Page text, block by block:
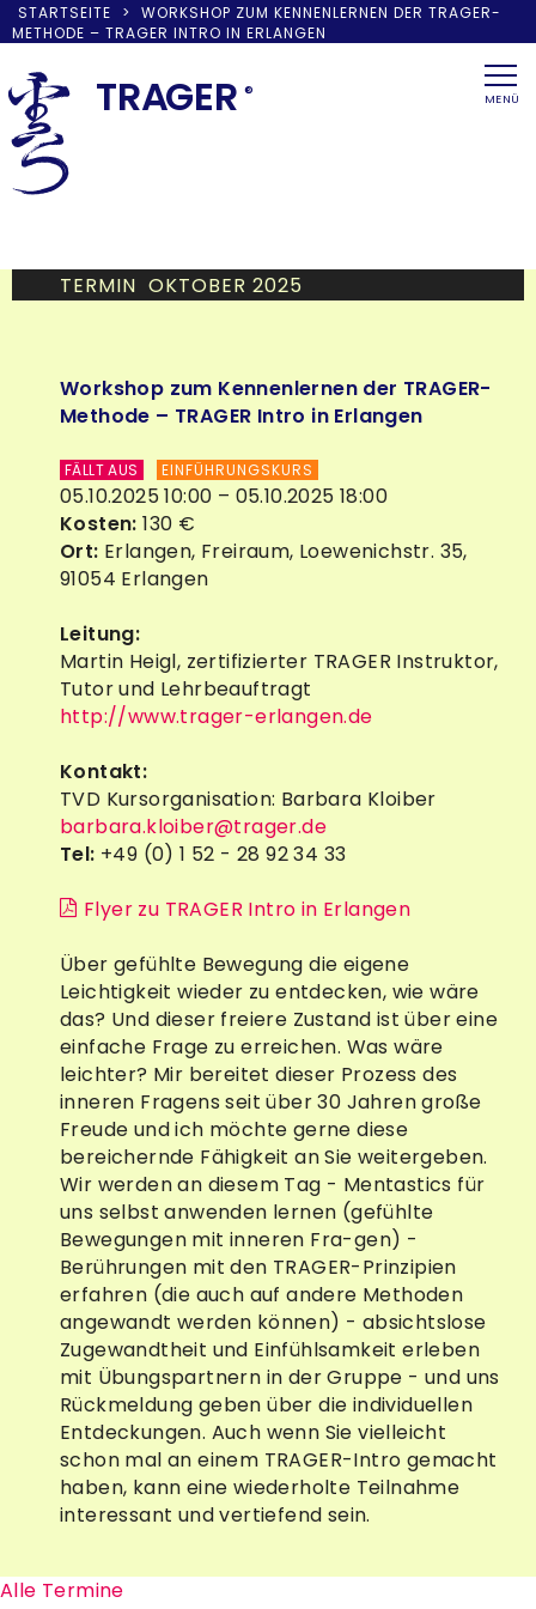
STARTSEITE >
WORKSHOP ZUM KENNENLERNEN DER TRAGER-
METHODE – TRAGER INTRO IN ERLANGEN
to
content
TRAGER ® MENÜ
TERMIN OKTOBER 2025
Workshop zum Kennenlernen der TRAGER-
Methode – TRAGER Intro in Erlangen
FÄLLT AUS EINFÜHRUNGSKURS
05.10.2025 10:00 – 05.10.2025 18:00
Kosten: 130 €
Ort: Erlangen, Freiraum, Loewenichstr. 35,
91054 Erlangen
Leitung:
Martin Heigl, zertifizierter TRAGER Instruktor,
Tutor und Lehrbeauftragt
http://www.trager-erlangen.de
Kontakt:
TVD Kursorganisation: Barbara Kloiber
barbara.kloiber@trager.de
Tel: +49 (0) 1 52 - 28 92 34 33
Flyer zu TRAGER Intro in Erlangen
Über gefühlte Bewegung die eigene
Leichtigkeit wieder zu entdecken, wie wäre
das? Und dieser freiere Zustand ist über eine
einfache Frage zu erreichen. Was wäre
leichter? Mir bereitet dieser Prozess des
inneren Fragens seit über 30 Jahren große
Freude und ich möchte gerne diese
bereichernde Fähigkeit an Sie weitergeben.
Wir werden an diesem Tag - Mentastics für
uns selbst anwenden lernen (gefühlte
Bewegungen mit inneren Fra-gen) -
Berührungen mit den TRAGER-Prinzipien
erfahren (die auch auf andere Methoden
angewandt werden können) - absichtslose
Zugewandtheit und Einfühlsamkeit erleben
mit Übungspartnern in der Gruppe - und uns
Rückmeldung geben über die individuellen
Entdeckungen. Auch wenn Sie vielleicht
schon mal an einem TRAGER-Intro gemacht
haben, kann eine wiederholte Teilnahme
interessant und vertiefend sein.
Alle Termine